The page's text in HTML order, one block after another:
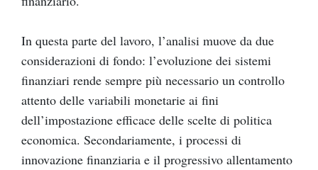
In questa parte del lavoro, l’analisi muove da due
considerazioni di fondo: l’evoluzione dei sistemi
finanziari rende sempre più necessario un controllo
attento delle variabili monetarie ai fini
dell’impostazione efficace delle scelte di politica
economica. Secondariamente, i processi di
innovazione finanziaria e il progressivo allentamento